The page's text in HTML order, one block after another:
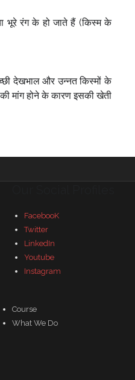
भूरे रंग के हो जाते हैं (किस्म के
देखभाल और उन्नत किस्मों के
मांग होने के कारण इसकी खेती
FacebooK
Twitter
LinkedIn
Youtube
Instagram
Course
What We Do